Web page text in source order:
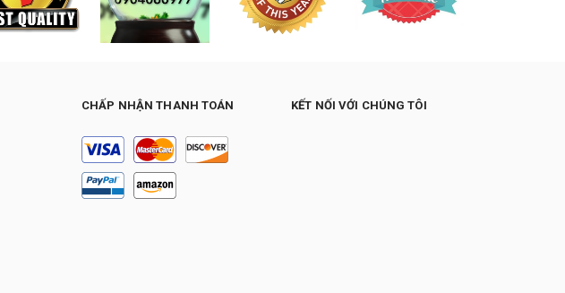
CHẤP NHẬN THANH TOÁN KẾT NỐI VỚI CHÚNG TÔI